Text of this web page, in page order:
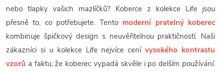
nebo tlapky vašich mazlíčků? Koberce z kolekce Life jsou
přesně to, co potřebujete. Tento moderní pratelný koberec
kombinuje špičkový design s neuvěřitelnou praktičností. Naši
zákazníci si u kolekce Life nejvíce cenívysokého kontrastu
vzorů a faktu, že koberec vypadá skvěle i po delším používání.